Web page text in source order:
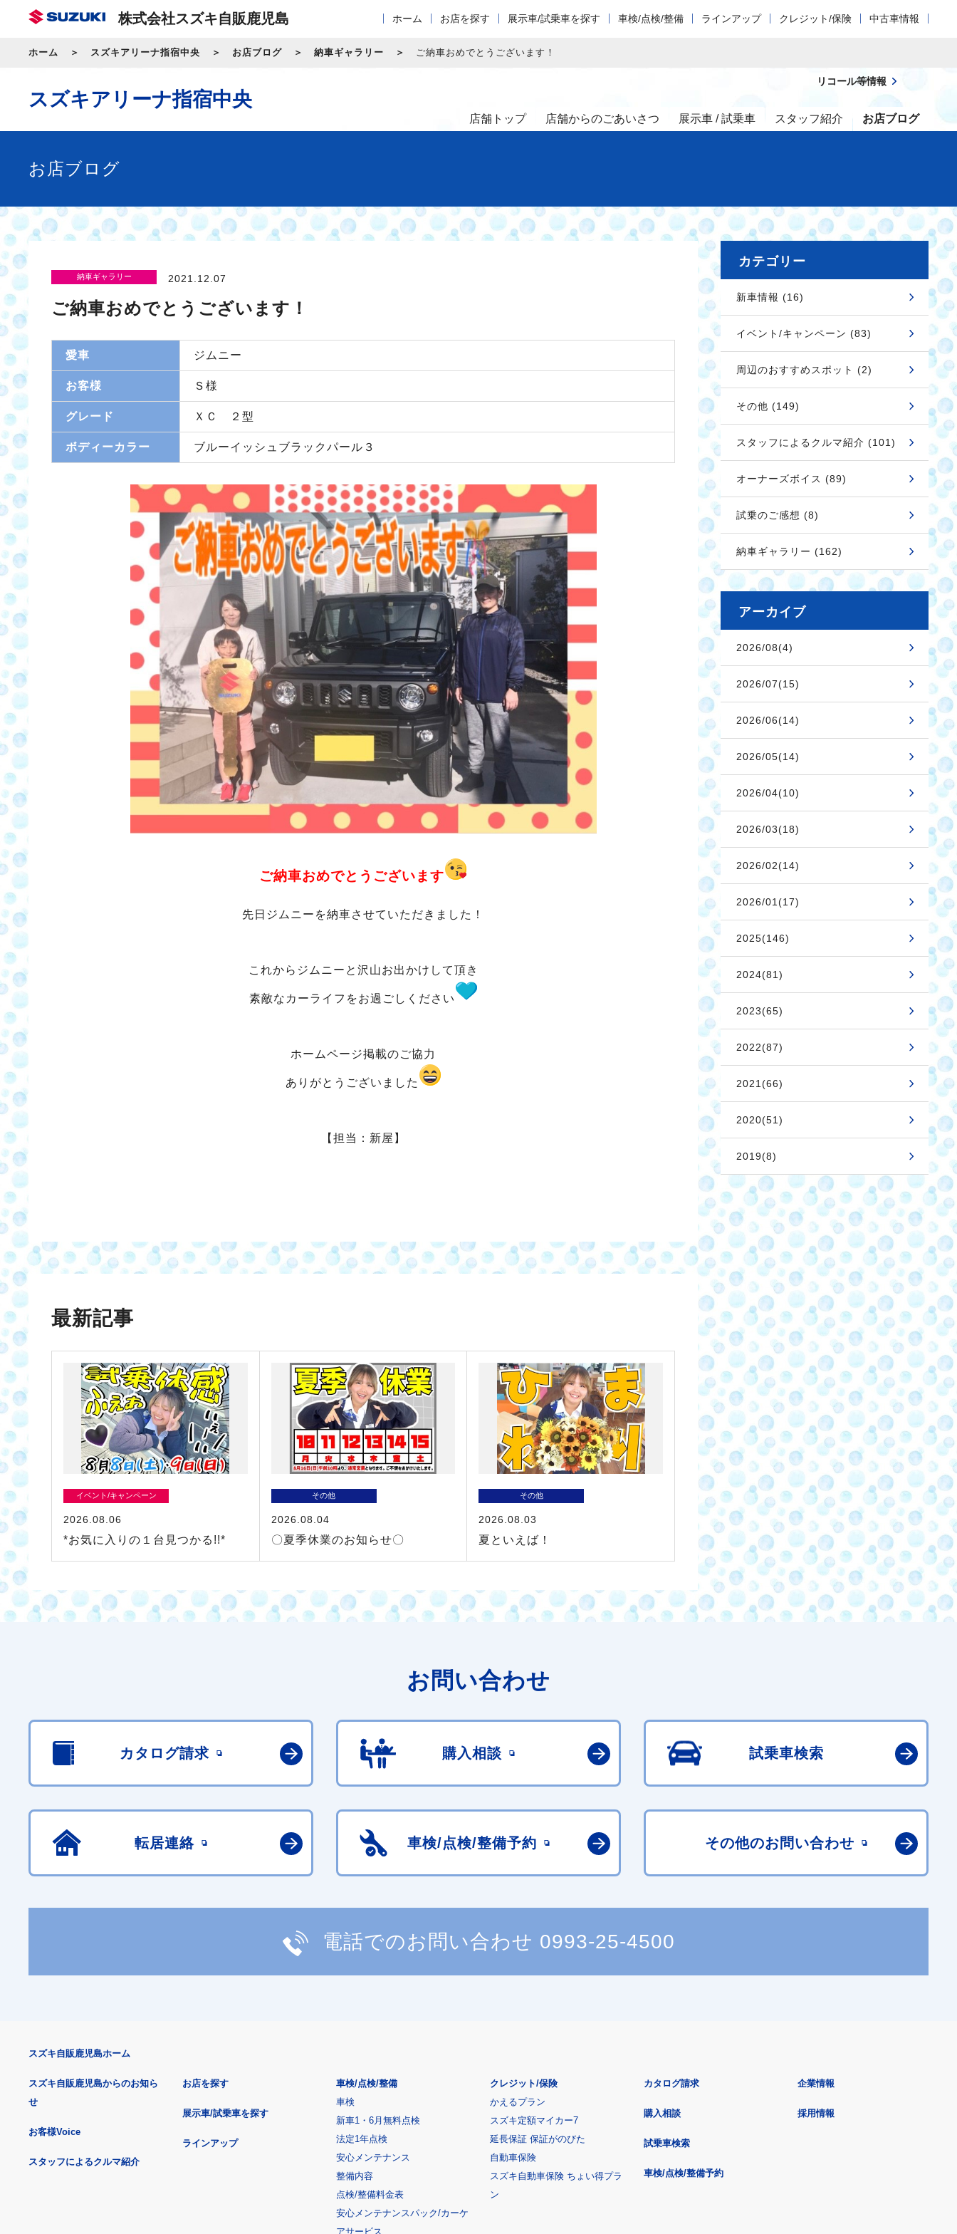
株式会社スズキ自販鹿児島 ホーム お店を探す 展示車/試乗車を探す 車検/点検/整備 ラインアップ クレジット/保険 中古車情報
ホーム スズキアリーナ指宿中央 お店ブログ 納車ギャラリー ご納車おめでとうございます！
スズキアリーナ指宿中央
店舗トップ 店舗からのごあいさつ 展示車 / 試乗車 スタッフ紹介 お店ブログ
リコール等情報
お店ブログ
納車ギャラリー 2021.12.07
ご納車おめでとうございます！
愛車 ジムニー
お客様 Ｓ様
グレード ＸＣ ２型
ボディーカラー ブルーイッシュブラックパール３
ご納車おめでとうございます
先日ジムニーを納車させていただきました！
これからジムニーと沢山お出かけして頂き
素敵なカーライフをお過ごしください
ホームページ掲載のご協力
ありがとうございました
【担当：新屋】
最新記事
イベント/キャンペーン
2026.08.06
*お気に入りの１台見つかる!!*
その他
2026.08.04
〇夏季休業のお知らせ〇
その他
2026.08.03
夏といえば！
カテゴリー
新車情報 (16)
イベント/キャンペーン (83)
周辺のおすすめスポット (2)
その他 (149)
スタッフによるクルマ紹介 (101)
オーナーズボイス (89)
試乗のご感想 (8)
納車ギャラリー (162)
アーカイブ
2026/08(4)
2026/07(15)
2026/06(14)
2026/05(14)
2026/04(10)
2026/03(18)
2026/02(14)
2026/01(17)
2025(146)
2024(81)
2023(65)
2022(87)
2021(66)
2020(51)
2019(8)
お問い合わせ
カタログ請求 購入相談 試乗車検索
転居連絡 車検/点検/整備予約 その他のお問い合わせ
電話でのお問い合わせ 0993-25-4500
スズキ自販鹿児島ホーム
スズキ自販鹿児島からのお知ら
せ
お客様Voice
スタッフによるクルマ紹介
お店を探す
展示車/試乗車を探す
ラインアップ
車検/点検/整備
車検
新車1・6月無料点検
法定1年点検
安心メンテナンス
整備内容
点検/整備料金表
安心メンテナンスパック/カーケ
アサービス
クレジット/保険
かえるプラン
スズキ定額マイカー7
延長保証 保証がのびた
自動車保険
スズキ自動車保険 ちょい得プラ
ン
カタログ請求
購入相談
試乗車検索
車検/点検/整備予約
企業情報
採用情報